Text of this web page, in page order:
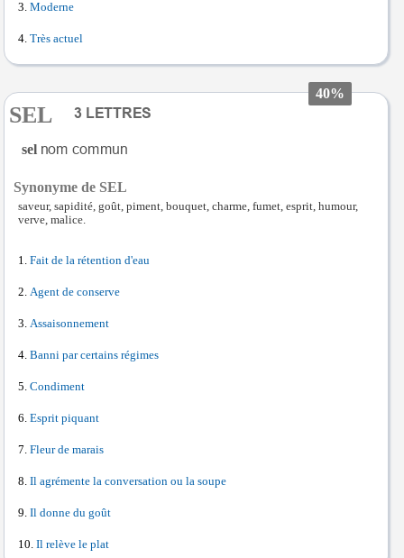
Moderne
Très actuel
40%
SEL
sel
Synonyme de SEL
saveur, sapidité, goût, piment, bouquet, charme, fumet, esprit, humour,
verve, malice.
Fait de la rétention d'eau
Agent de conserve
Assaisonnement
Banni par certains régimes
Condiment
Esprit piquant
Fleur de marais
Il agrémente la conversation ou la soupe
Il donne du goût
Il relève le plat